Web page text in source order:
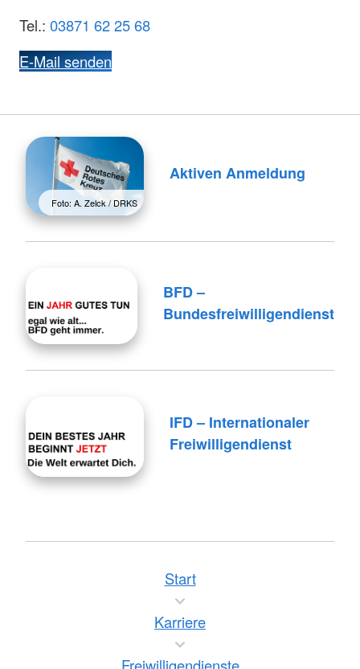
Tel.: 03871 62 25 68
E-Mail senden
Foto: A. Zelck / DRKS
Aktiven Anmeldung
BFD –
Bundes­freiwilligen­dienst
IFD – Internationaler
Freiwilligendienst
Start
Karriere
Freiwilligendienste